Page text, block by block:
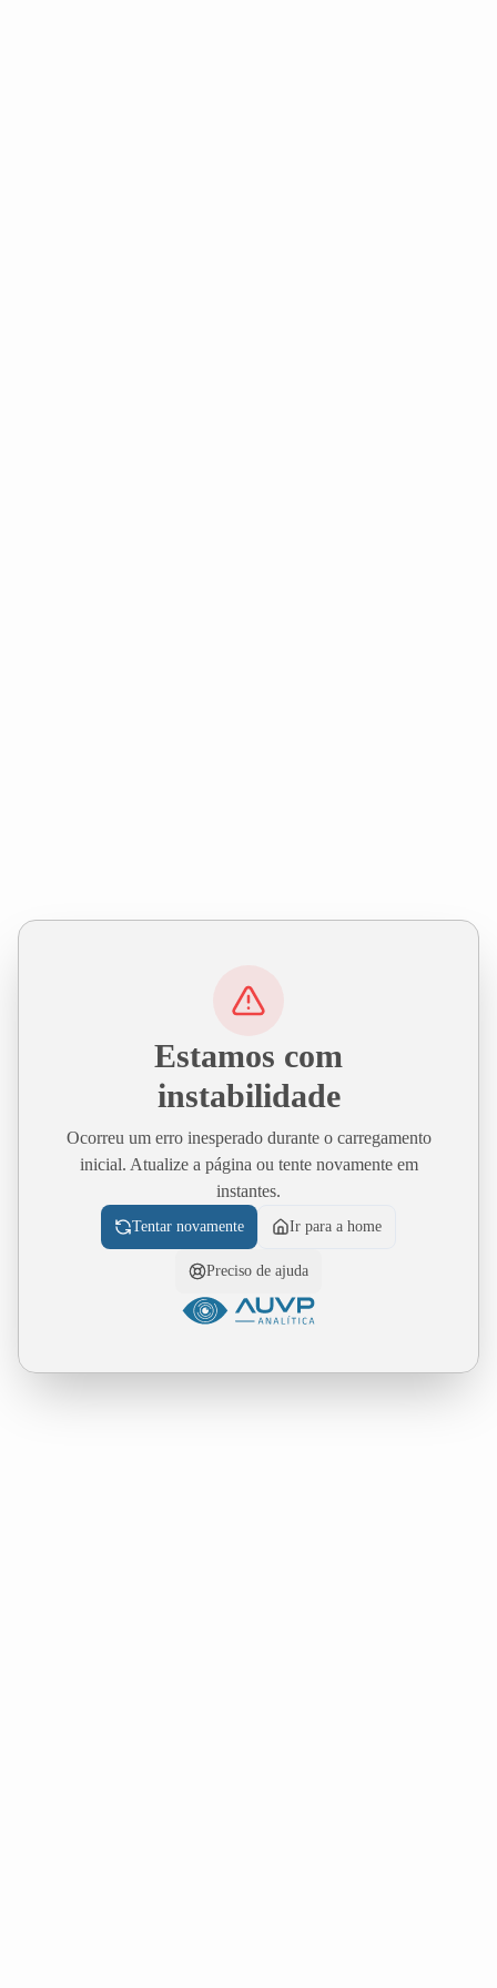
Estamos com
instabilidade
Ocorreu um erro inesperado durante o carregamento
inicial. Atualize a página ou tente novamente em
instantes.
Tentar novamente Ir para a home
Preciso de ajuda